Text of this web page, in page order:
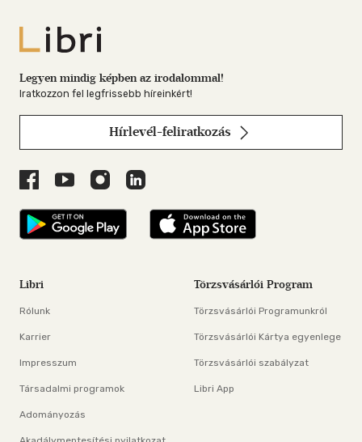
Libri
Legyen mindig képben az irodalommal!
Iratkozzon fel legfrissebb híreinkért!
Hírlevél-feliratkozás
Libri a Facebookon
Libri a Youtube-on
Libri az Instagramon
Libri a LinkedInen
Libri applikáció Szerezd meg: Google
Libri applikáció
Libri
Rólunk
Karrier
Impresszum
Társadalmi programok
Adományozás
Törzsvásárlói Program
Törzsvásárlói Programunkról
Törzsvásárlói Kártya egyenlege
Törzsvásárlói szabályzat
Libri App